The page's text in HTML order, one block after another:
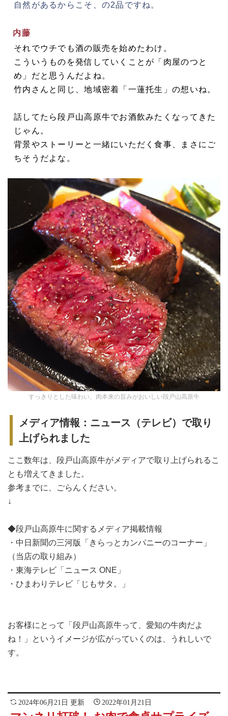
自然があるからこそ、の2品ですね。
内藤
それでウチでも酒の販売を始めたわけ。
こういうものを発信していくことが「肉屋のつと
め」だと思うんだよね。
竹内さんと同じ、地域密着「一蓮托生」の想いね。
話してたら段戸山高原牛でお酒飲みたくなってきた
じゃん。
背景やストーリーと一緒にいただく食事、まさにご
ちそうだよな。
すっきりとした味わい、肉本来の旨みがおいしい段戸山高原牛
メディア情報：ニュース（テレビ）で取り
上げられました
ここ数年は、段戸山高原牛がメディアで取り上げられるこ
とも増えてきました。
参考までに、ごらんください。
↓
◆段戸山高原牛に関するメディア掲載情報
・中日新聞の三河版「きらっとカンパニーのコーナー」
（当店の取り組み）
・東海テレビ「ニュース ONE」
・ひまわりテレビ「じもサタ。」
お客様にとって「段戸山高原牛って、愛知の牛肉だよ
ね！」というイメージが広がっていくのは、うれしいで
す。
2024年06月21日 更新 2022年01月21日